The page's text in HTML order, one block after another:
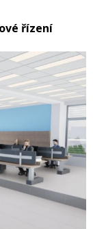
protože bude
hoc zásilky.
řízení